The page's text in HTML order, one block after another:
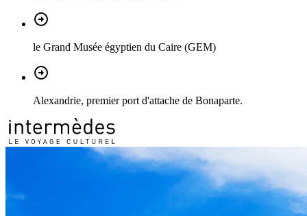
le Grand Musée égyptien du Caire (GEM)
Alexandrie, premier port d'attache de Bonaparte.